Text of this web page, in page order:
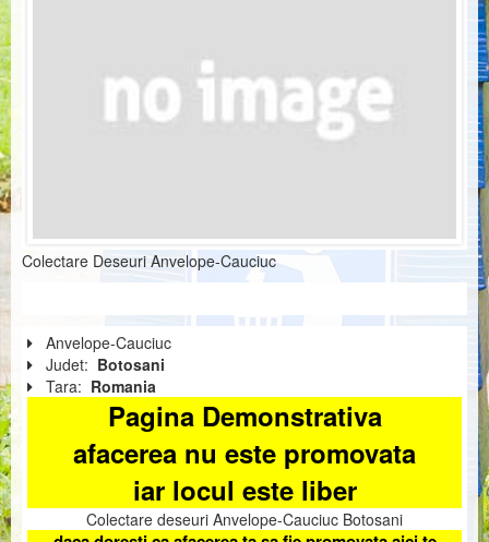
Colectare Deseuri Anvelope-Cauciuc
Anvelope-Cauciuc
Judet: Botosani
Tara: Romania
Pagina Demonstrativa
afacerea nu este promovata
iar locul este liber
Colectare deseuri Anvelope-Cauciuc Botosani